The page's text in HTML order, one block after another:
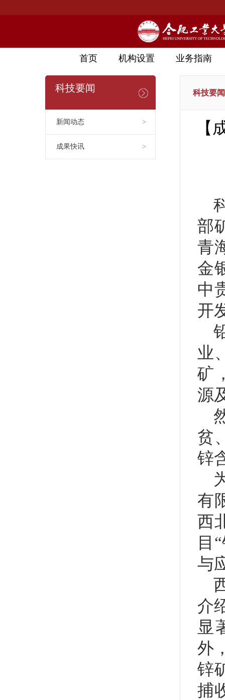
首页 机构设置 业务指南
科技要闻
新闻动态 >
成果快讯 >
科技要闻
【
部
青
金
中
开
业
矿
源
贫
锌
有
西
目
与
介
显
外
锌
捕